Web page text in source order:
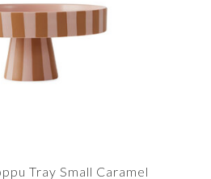
Tray Small Caramel